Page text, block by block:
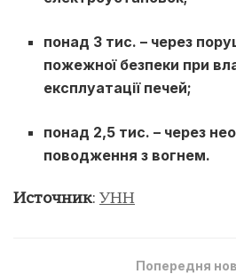
понад 3 тис. – через
пожежної безпеки при
експлуатації печей;
понад 2,5 тис. – через
поводження з вогнем.
Источник: УНН
Попередня